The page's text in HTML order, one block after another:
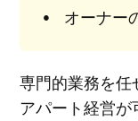
オーナー
専門的業務を
アパート経営が